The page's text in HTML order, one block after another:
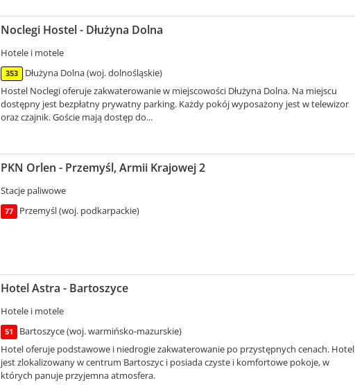
Noclegi Hostel - Dłużyna Dolna
Hotele i motele
353
Dłużyna Dolna (woj. dolnośląskie)
Hostel Noclegi oferuje zakwaterowanie w miejscowości Dłużyna Dolna. Na miejscu
dostępny jest bezpłatny prywatny parking. Każdy pokój wyposażony jest w telewizor
oraz czajnik. Goście mają dostęp do...
PKN Orlen - Przemyśl, Armii Krajowej 2
Stacje paliwowe
77 Przemyśl (woj. podkarpackie)
Hotel Astra - Bartoszyce
Hotele i motele
51
Bartoszyce (woj. warmińsko-mazurskie)
Hotel oferuje podstawowe i niedrogie zakwaterowanie po przystępnych cenach. Hotel
jest zlokalizowany w centrum Bartoszyc i posiada czyste i komfortowe pokoje, w
których panuje przyjemna atmosfera.